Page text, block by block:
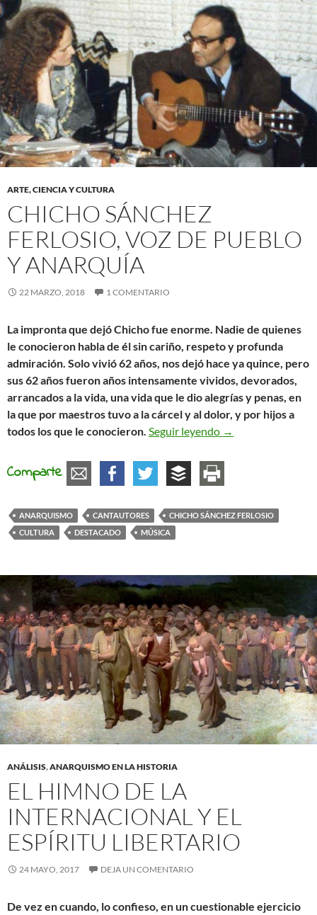
ARTE, CIENCIA Y CULTURA
CHICHO SÁNCHEZ
FERLOSIO, VOZ DE PUEBLO
Y ANARQUÍA
22 MARZO, 2018 1 COMENTARIO
La impronta que dejó Chicho fue enorme. Nadie de quienes
le conocieron habla de él sin cariño, respeto y profunda
admiración. Solo vivió 62 años, nos dejó hace ya quince, pero
sus 62 años fueron años intensamente vividos, devorados,
arrancados a la vida, una vida que le dio alegrías y penas, en
la que por maestros tuvo a la cárcel y al dolor, y por hijos a
todos los que le conocieron. Seguir leyendo Chicho Sánchez
→
Comparte
ANARQUISMO CANTAUTORES
CHICHO SÁNCHEZ FERLOSIO
CULTURA
DESTACADO MÚSICA
ANÁLISIS,ANARQUISMO EN LA HISTORIA
EL HIMNO DE LA
INTERNACIONAL Y EL
ESPÍRITU LIBERTARIO
24 MAYO, 2017 DEJA UN COMENTARIO
De vez en cuando, lo confieso, en un cuestionable ejercicio